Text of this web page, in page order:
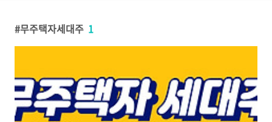
무주택자세대주 1